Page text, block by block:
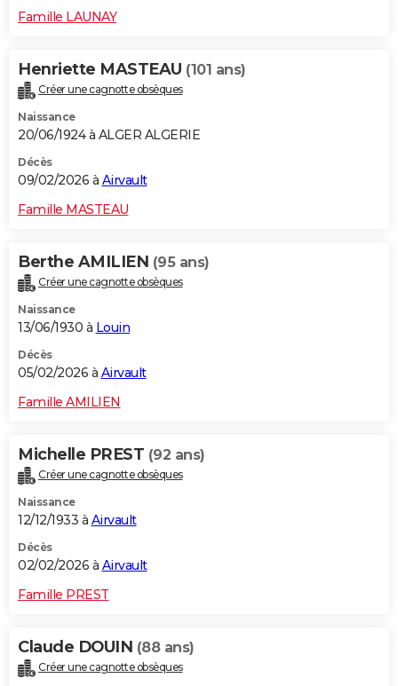
Famille LAUNAY
Henriette MASTEAU (101 ans)
Créer une cagnotte obsèques
Naissance
20/06/1924 à ALGER ALGERIE
Décès
09/02/2026 à Airvault
Famille MASTEAU
Berthe AMILIEN (95 ans)
Créer une cagnotte obsèques
Naissance
13/06/1930 à Louin
Décès
05/02/2026 à Airvault
Famille AMILIEN
Michelle PREST (92 ans)
Créer une cagnotte obsèques
Naissance
12/12/1933 à Airvault
Décès
02/02/2026 à Airvault
Famille PREST
Claude DOUIN (88 ans)
Créer une cagnotte obsèques